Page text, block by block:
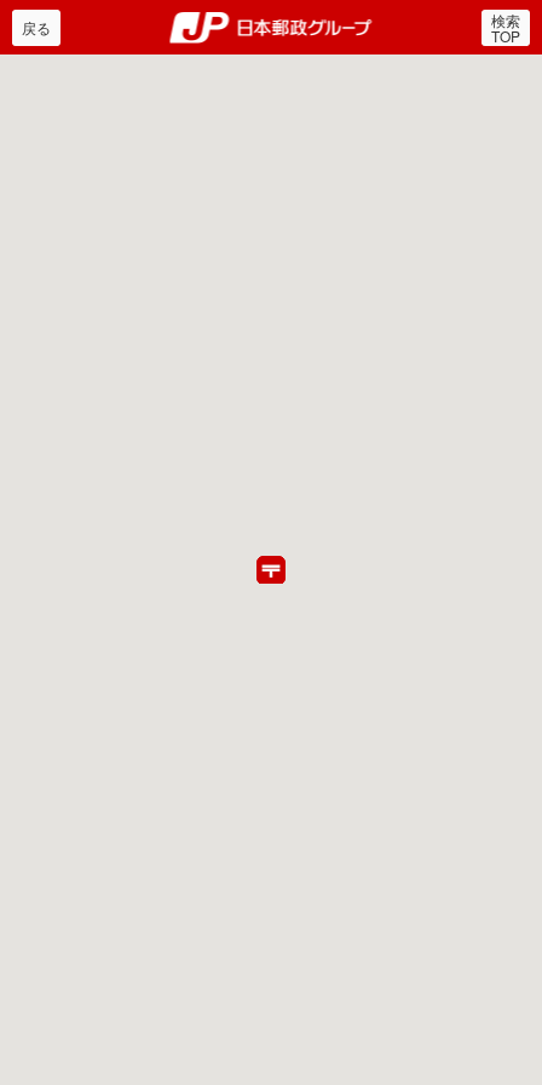
郵便局・日本郵政グルー
戻る 検索
TOP